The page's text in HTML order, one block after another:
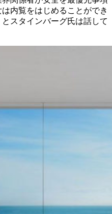
は内覧をはじめることができ
とスタインバーグ氏は話して